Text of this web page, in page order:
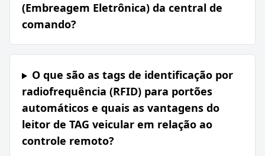
(Embreagem Eletrônica) da central de
comando?
O que são as tags de identificação por
radiofrequência (RFID) para portões
automáticos e quais as vantagens do
leitor de TAG veicular em relação ao
controle remoto?